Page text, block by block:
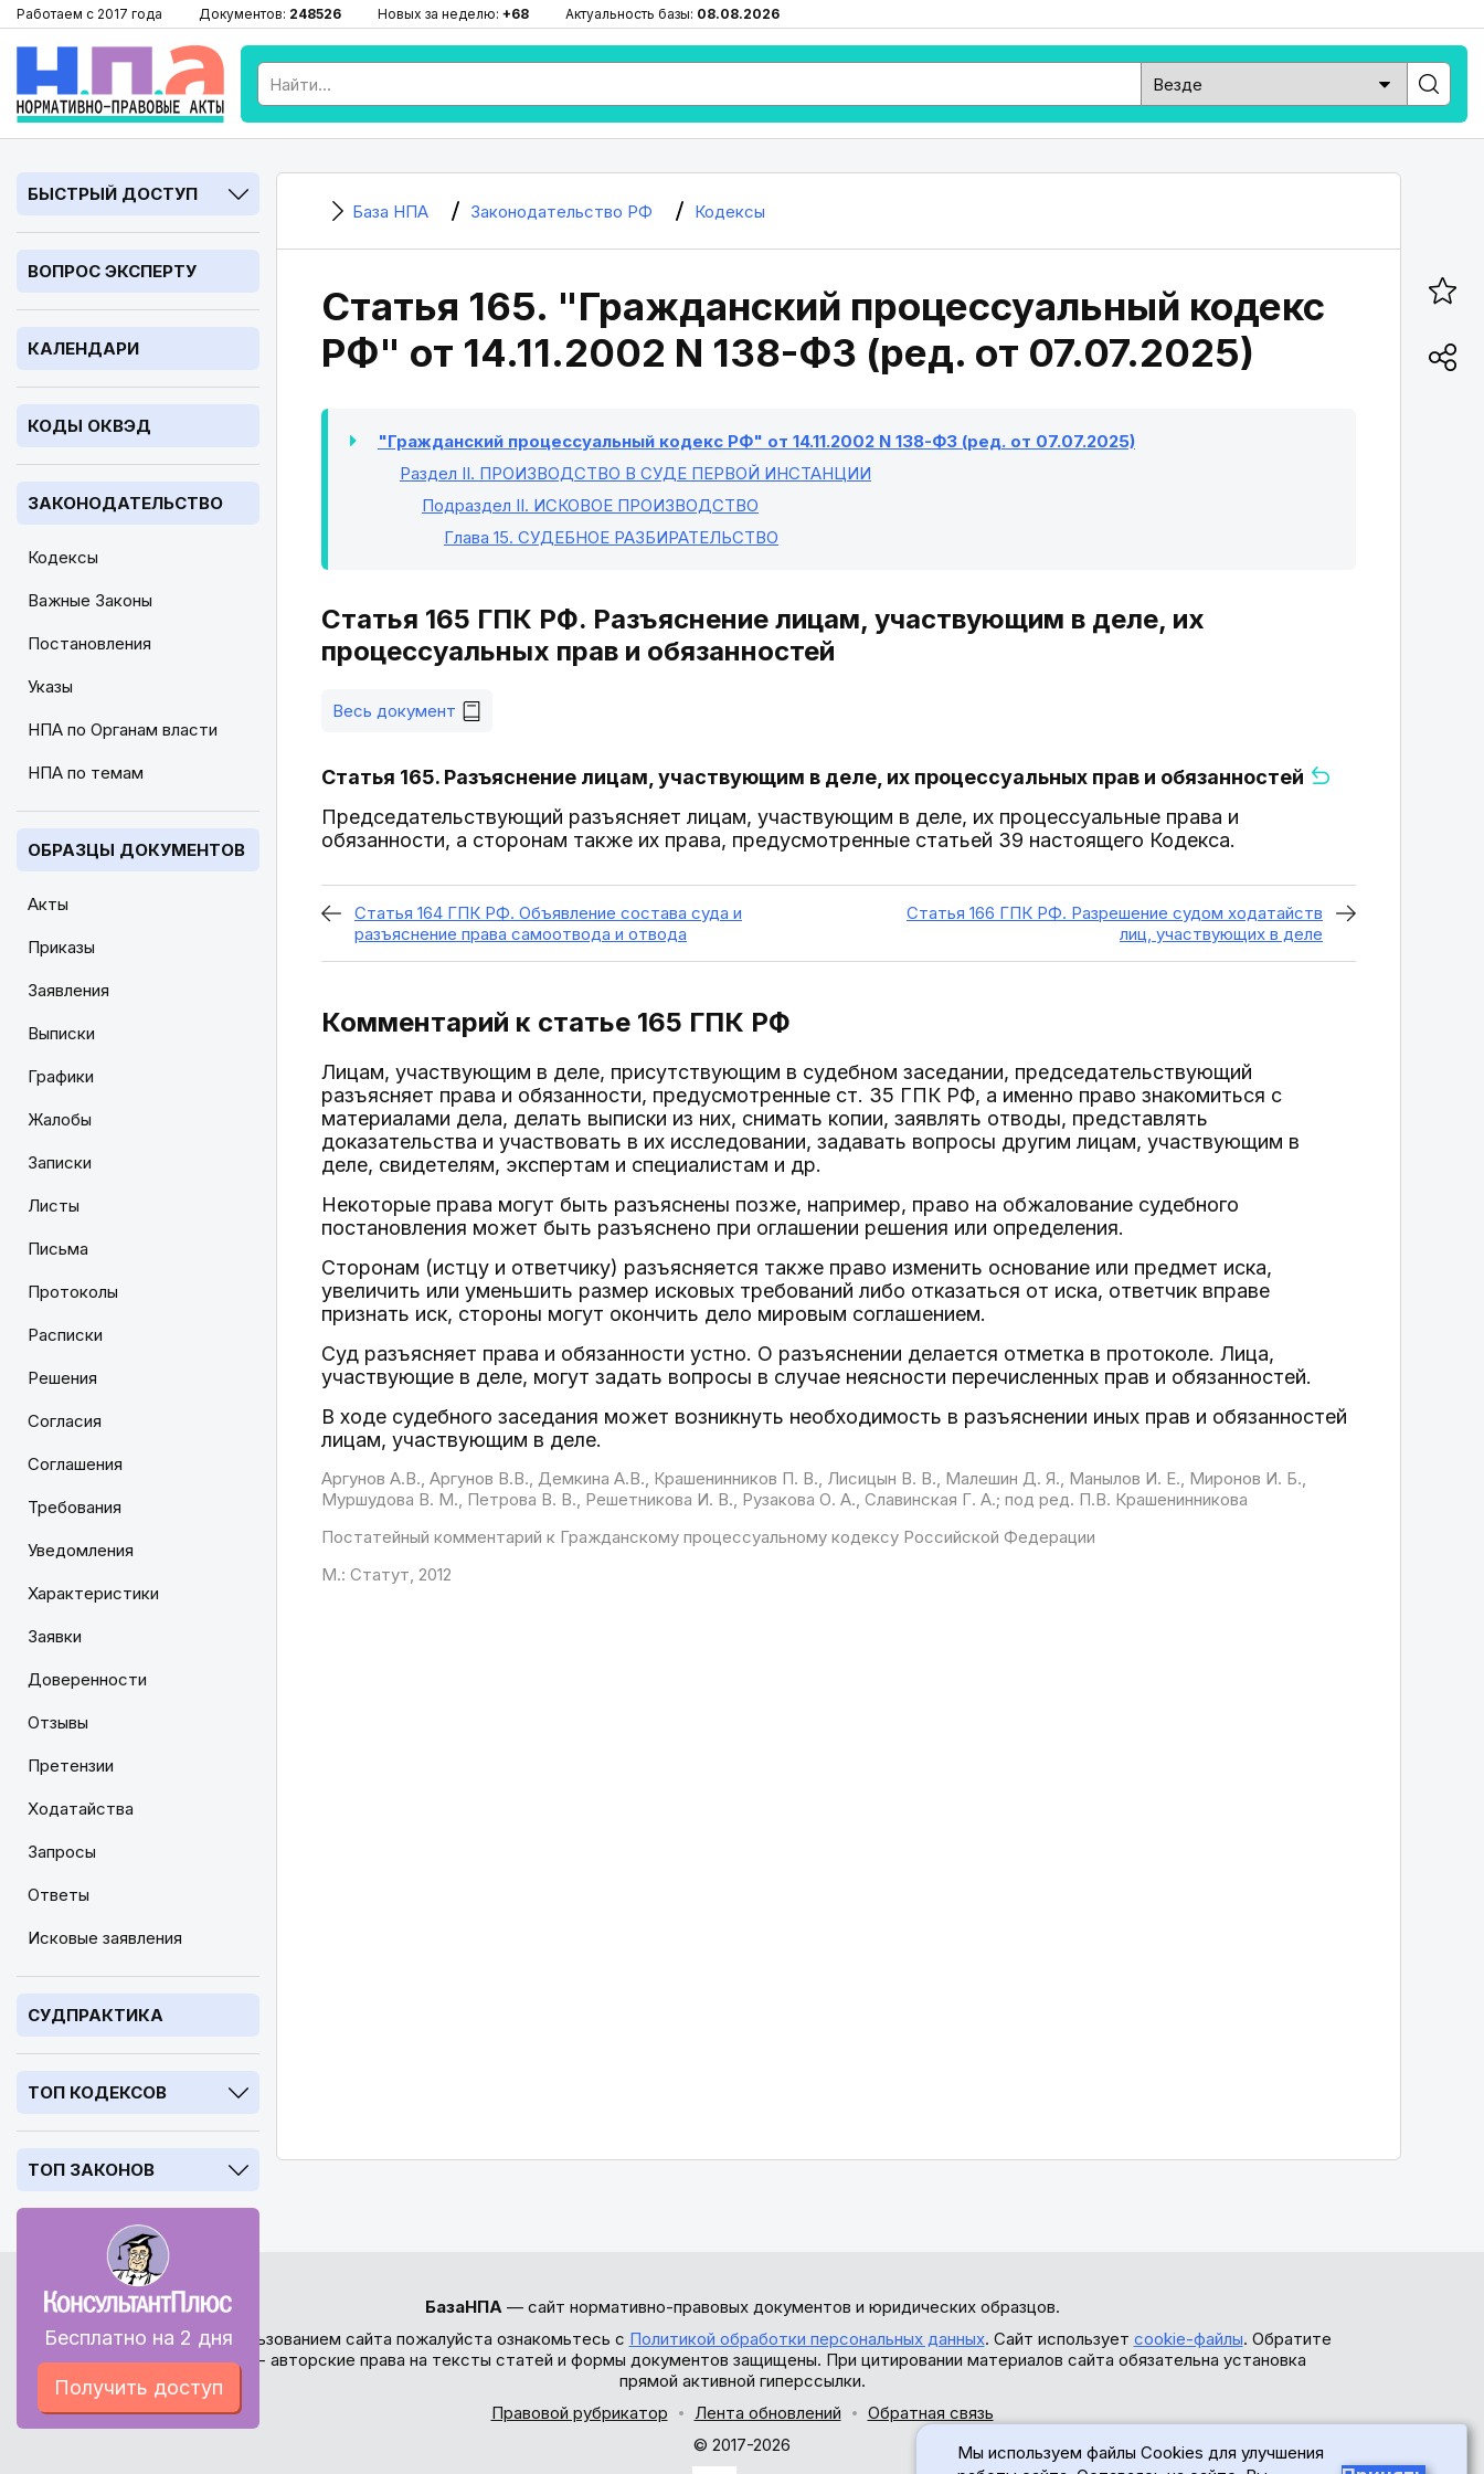
Работаем с 2017 года Документов: 248526 Новых за неделю: +68 Актуальность базы: 08.08.2026
БЫСТРЫЙ ДОСТУП
ВОПРОС ЭКСПЕРТУ
КАЛЕНДАРИ
КОДЫ ОКВЭД
ЗАКОНОДАТЕЛЬСТВО
Кодексы
Важные Законы
Постановления
Указы
НПА по Органам власти
НПА по темам
ОБРАЗЦЫ ДОКУМЕНТОВ
Акты
Приказы
Заявления
Выписки
Графики
Жалобы
Записки
Листы
Письма
Протоколы
Расписки
Решения
Согласия
Соглашения
Требования
Уведомления
Характеристики
Заявки
Доверенности
Отзывы
Претензии
Ходатайства
Запросы
Ответы
Исковые заявления
СУДПРАКТИКА
ТОП КОДЕКСОВ
ТОП ЗАКОНОВ
Бесплатно на 2 дня
Получить доступ
База НПА Законодательство РФ Кодексы
Статья 165. "Гражданский процессуальный кодекс
РФ" от 14.11.2002 N 138-ФЗ (ред. от 07.07.2025)
"Гражданский процессуальный кодекс РФ" от 14.11.2002 N 138-ФЗ (ред. от 07.07.2025)
Раздел II. ПРОИЗВОДСТВО В СУДЕ ПЕРВОЙ ИНСТАНЦИИ
Подраздел II. ИСКОВОЕ ПРОИЗВОДСТВО
Глава 15. СУДЕБНОЕ РАЗБИРАТЕЛЬСТВО
Статья 165 ГПК РФ. Разъяснение лицам, участвующим в деле, их
процессуальных прав и обязанностей
Весь документ
Статья 165. Разъяснение лицам, участвующим в деле, их процессуальных прав и обязанностей
Председательствующий разъясняет лицам, участвующим в деле, их процессуальные права и
обязанности, а сторонам также их права, предусмотренные статьей 39 настоящего Кодекса.
Статья 164 ГПК РФ. Объявление состава суда и
разъяснение права самоотвода и отвода
Статья 166 ГПК РФ. Разрешение судом ходатайств
лиц, участвующих в деле
Комментарий к статье 165 ГПК РФ
Лицам, участвующим в деле, присутствующим в судебном заседании, председательствующий
разъясняет права и обязанности, предусмотренные ст. 35 ГПК РФ, а именно право знакомиться с
материалами дела, делать выписки из них, снимать копии, заявлять отводы, представлять
доказательства и участвовать в их исследовании, задавать вопросы другим лицам, участвующим в
деле, свидетелям, экспертам и специалистам и др.
Некоторые права могут быть разъяснены позже, например, право на обжалование судебного
постановления может быть разъяснено при оглашении решения или определения.
Сторонам (истцу и ответчику) разъясняется также право изменить основание или предмет иска,
увеличить или уменьшить размер исковых требований либо отказаться от иска, ответчик вправе
признать иск, стороны могут окончить дело мировым соглашением.
Суд разъясняет права и обязанности устно. О разъяснении делается отметка в протоколе. Лица,
участвующие в деле, могут задать вопросы в случае неясности перечисленных прав и обязанностей.
В ходе судебного заседания может возникнуть необходимость в разъяснении иных прав и обязанностей
лицам, участвующим в деле.
Аргунов А.В., Аргунов В.В., Демкина А.В., Крашенинников П. В., Лисицын В. В., Малешин Д. Я., Манылов И. Е., Миронов И. Б.,
Муршудова В. М., Петрова В. В., Решетникова И. В., Рузакова О. А., Славинская Г. А.; под ред. П.В. Крашенинникова
Постатейный комментарий к Гражданскому процессуальному кодексу Российской Федерации
М.: Статут, 2012
БазаНПА— сайт нормативно-правовых документов и юридических образцов.
Перед использованием сайта пожалуйста ознакомьтесь с Политикой обработки персональных данных. Сайт использует cookie-файлы. Обратите
внимание - авторские права на тексты статей и формы документов защищены. При цитировании материалов сайта обязательна установка
прямой активной гиперссылки.
Правовой рубрикатор
Лента обновлений
Обратная связь
© 2017-2026
Мы используем файлы Cookies для улучшения